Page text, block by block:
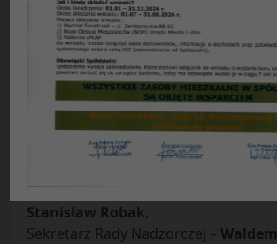
Protokół Nr 05
z posiedzenia Rady
Spółdzielni Mieszkaniowej
odbytego
w dniu 21.04.2009 r.
Obecni:
Przewodniczący Rady Nadzorczej –
Z- cy przewodniczącego Rady –
Stanisław Robak,
Sekretarz Rady Nadzorczej –